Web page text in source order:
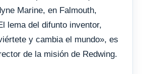
Marine, en Falmouth,
lema del difunto inventor,
y cambia el mundo», es
de la misión de Redwing.